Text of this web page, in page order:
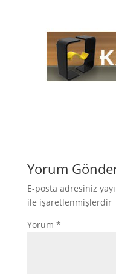
Yorum
E-posta adresiniz
ile işaretlenmişlerdir
Yorum *